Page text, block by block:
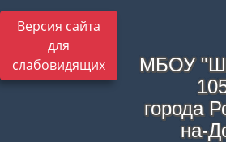
Версия сайта
для
слабовидящих
МБОУ
города
на-